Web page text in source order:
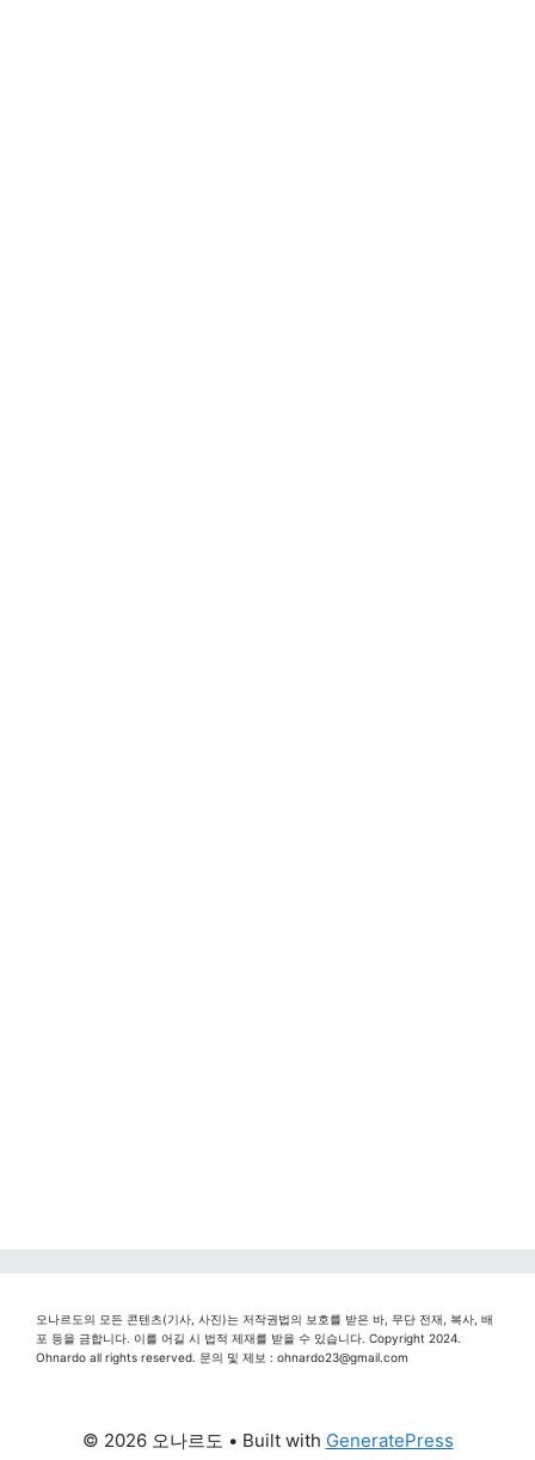
오나르도의 모든 콘텐츠(기사, 사진)는 저작권법의 보호를 받은 바, 무단 전재, 복사, 배
포 등을 금합니다. 이를 어길 시 법적 제재를 받을 수 있습니다. Copyright 2024.
Ohnardo all rights reserved. 문의 및 제보 : ohnardo23@gmail.com
© 2026 오나르도 • Built with GeneratePress